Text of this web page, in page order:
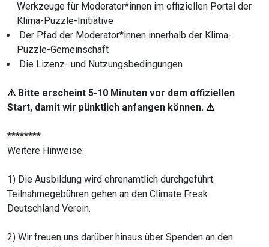
Werkzeuge für Moderator*innen im offiziellen Portal der
Klima-Puzzle-Initiative
Der Pfad der Moderator*innen innerhalb der Klima-
Puzzle-Gemeinschaft
Die Lizenz- und Nutzungsbedingungen
⚠ Bitte erscheint 5-10 Minuten vor dem offiziellen
Start, damit wir pünktlich anfangen können. ⚠
********
Weitere Hinweise:
1) Die Ausbildung wird ehrenamtlich durchgeführt.
Teilnahmegebühren gehen an den Climate Fresk
Deutschland Verein.
2) Wir freuen uns darüber hinaus über Spenden an den